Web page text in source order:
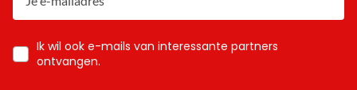
Ik wil ook e-mails van interessante partners
ontvangen.